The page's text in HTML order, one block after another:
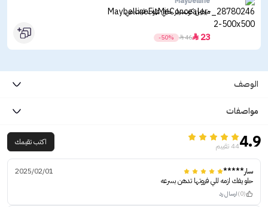
ميبلين كونسيلر خافي عيوب فيت مي
23

46

-50%
الوصف
مواصفات
4.944 تقييم اكتب تقيمك
سار*****
2025/02/01
حلو يفك ازمه للي فروتها تدهن بسرعه
(0) ارسال رد